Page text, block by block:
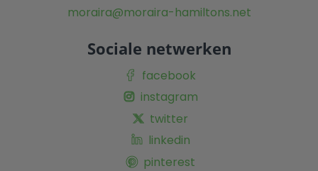
moraira@moraira-hamiltons.net
Sociale netwerken
facebook
instagram
twitter
linkedin
pinterest